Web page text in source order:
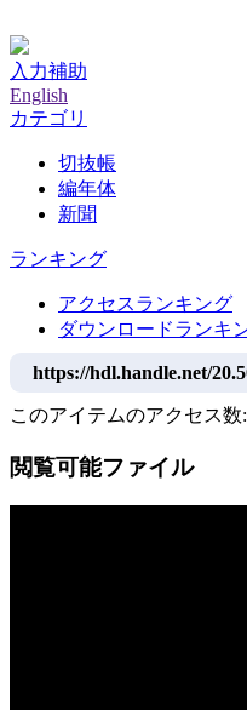
入力補助
English
カテゴリ
切抜帳
編年体
新聞
ランキング
アクセスランキング
ダウンロードランキ
https://hdl.handle.net/
このアイテムのアクセス数:
閲覧可能ファイル